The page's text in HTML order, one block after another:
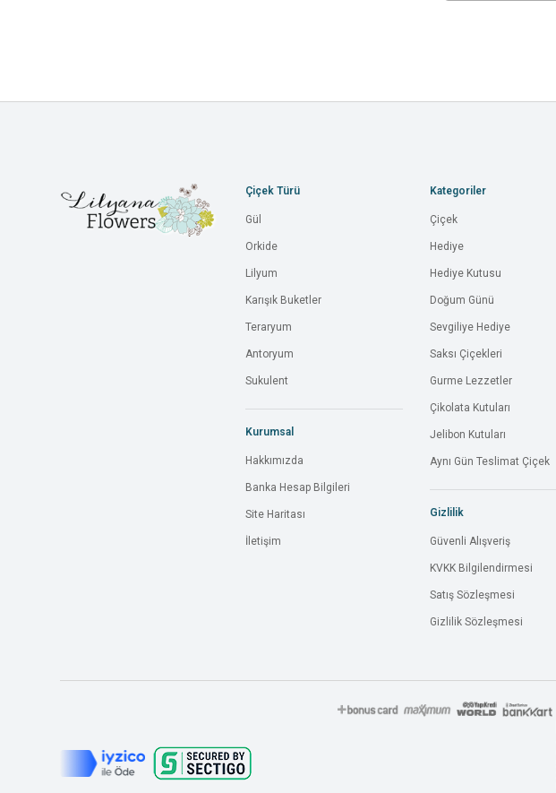
Çiçek Türü
Gül
Orkide
Lilyum
Karışık Buketler
Teraryum
Antoryum
Sukulent
Kurumsal
Hakkımızda
Banka Hesap Bilgileri
Site Haritası
İletişim
Kategoriler
Çiçek
Hediye
Hediye Kutusu
Doğum Günü
Sevgiliye Hediye
Saksı Çiçekleri
Gurme Lezzetler
Çikolata Kutuları
Jelibon Kutuları
Aynı Gün Teslimat Çiçek
Gizlilik
Güvenli Alışveriş
KVKK Bilgilendirmesi
Satış Sözleşmesi
Gizlilik Sözleşmesi